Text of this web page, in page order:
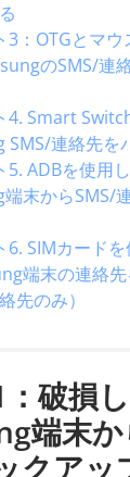
3：OTGとマ
のSMS/連
4. Smart
SMS/連絡先を
5. ADBを使用
末からSMS/
6. SIMカード
端末の連絡
先のみ）
破損
端末
クアッ